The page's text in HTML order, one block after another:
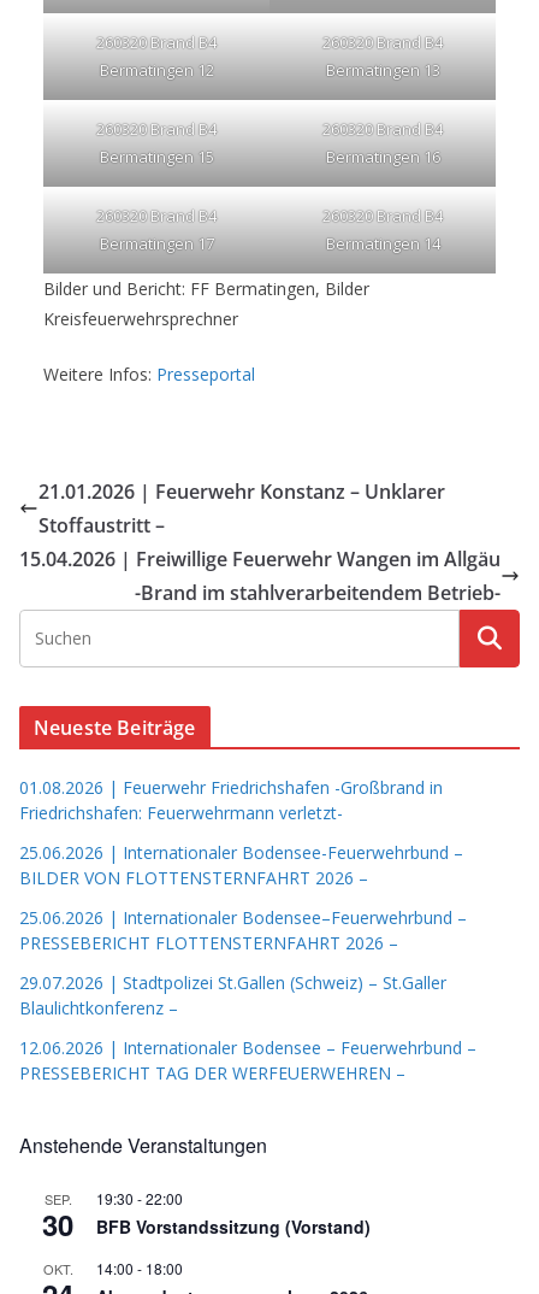
260320 Brand B4
Bermatingen 12
260320 Brand B4
Bermatingen 13
260320 Brand B4
Bermatingen 15
260320 Brand B4
Bermatingen 16
260320 Brand B4
Bermatingen 17
260320 Brand B4
Bermatingen 14
Bilder und Bericht: FF Bermatingen, Bilder
Kreisfeuerwehrsprechner
Weitere Infos: Presseportal
21.01.2026 | Feuerwehr Konstanz – Unklarer
Stoffaustritt –
15.04.2026 | Freiwillige Feuerwehr Wangen im Allgäu
-Brand im stahlverarbeitendem Betrieb-
Neueste Beiträge
01.08.2026 | Feuerwehr Friedrichshafen -Großbrand in
Friedrichshafen: Feuerwehrmann verletzt-
25.06.2026 | Internationaler Bodensee-Feuerwehrbund –
BILDER VON FLOTTENSTERNFAHRT 2026 –
25.06.2026 | Internationaler Bodensee–Feuerwehrbund –
PRESSEBERICHT FLOTTENSTERNFAHRT 2026 –
29.07.2026 | Stadtpolizei St.Gallen (Schweiz) – St.Galler
Blaulichtkonferenz –
12.06.2026 | Internationaler Bodensee – Feuerwehrbund –
PRESSEBERICHT TAG DER WERFEUERWEHREN –
Anstehende Veranstaltungen
SEP.
30
19:30 -22:00
BFB Vorstandssitzung (Vorstand)
OKT. 14:00 - 18:00